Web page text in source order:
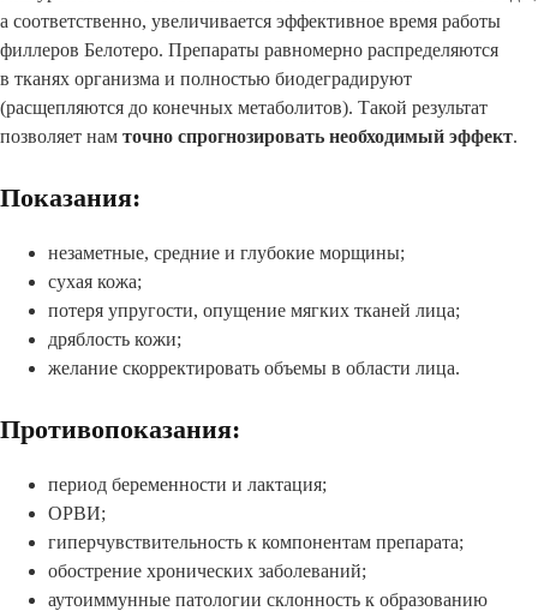
а соответственно, увеличивается эффективное время работы
филлеров Белотеро. Препараты равномерно распределяются
в тканях организма и полностью биодеградируют
(расщепляются до конечных метаболитов). Такой результат
позволяет нам точно спрогнозировать необходимый эффект.
Показания:
незаметные, средние и глубокие морщины;
сухая кожа;
потеря упругости, опущение мягких тканей лица;
дряблость кожи;
желание скорректировать объемы в области лица.
Противопоказания:
период беременности и лактация;
ОРВИ;
гиперчувствительность к компонентам препарата;
обострение хронических заболеваний;
аутоиммунные патологии склонность к образованию